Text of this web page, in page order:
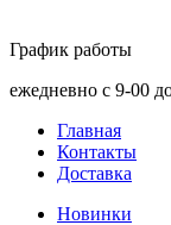
График работы
ежедневно с 9-00
Главная
Контакты
Доставка
Новинки